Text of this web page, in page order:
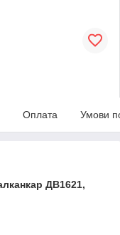
Оплата Умови
ДВ1621,